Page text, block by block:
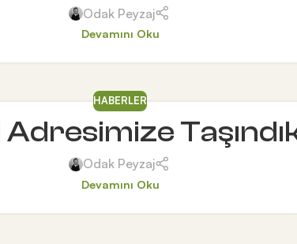
Odak Peyzaj
Devamını Oku
HABERLER
Adresimize
Odak Peyzaj
Devamını Oku